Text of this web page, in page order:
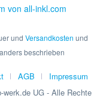
und Versandkosten und
beschrieben
AGB
Impressum
werk.de UG - Alle Rechte